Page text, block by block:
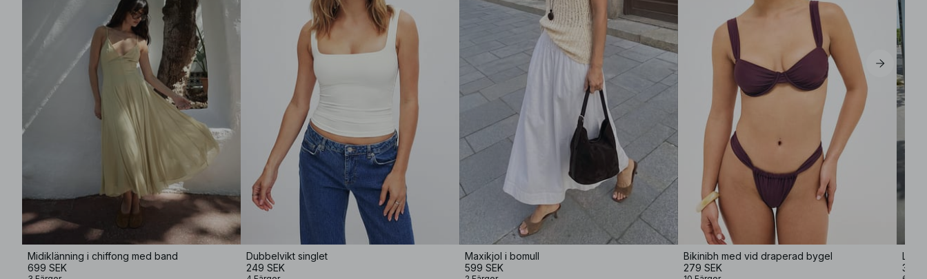
Midiklänning i chiffong med band
699 SEK
Dubbelvikt singlet
249 SEK
Maxikjol i bomull
599 SEK
Bikinibh med vid draperad bygel
279 SEK
Lösa
399